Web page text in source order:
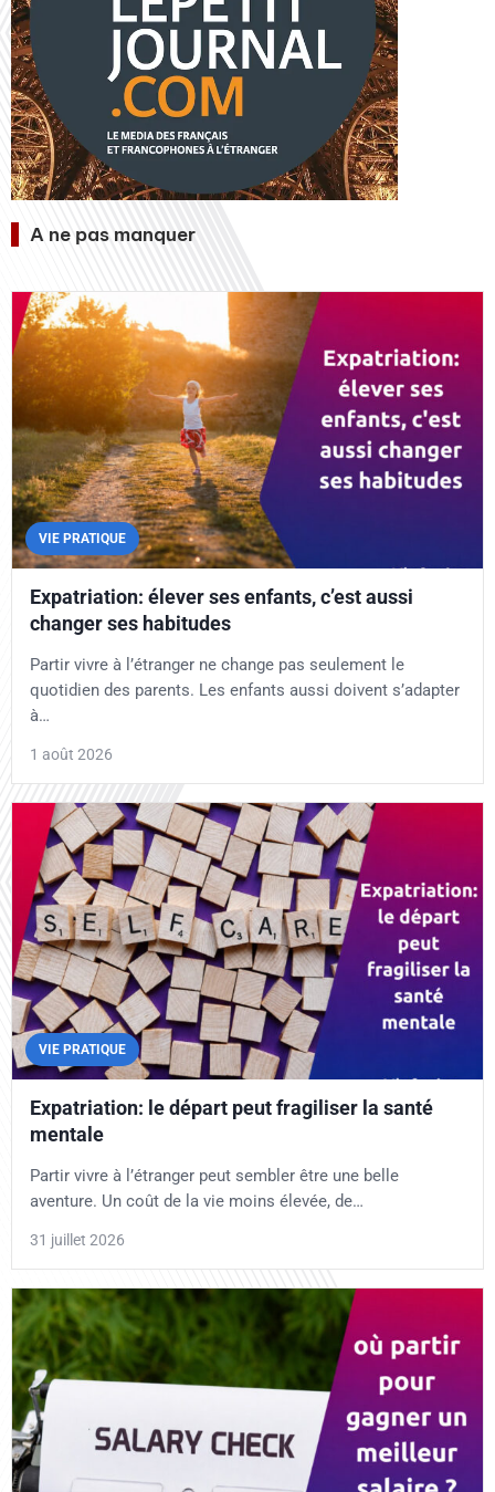
A ne pas manquer
VIE PRATIQUE
Expatriation: élever ses enfants, c’est aussi
changer ses habitudes
Partir vivre à l’étranger ne change pas seulement le
quotidien des parents. Les enfants aussi doivent s’adapter
à…
1 août 2026
VIE PRATIQUE
Expatriation: le départ peut fragiliser la santé
mentale
Partir vivre à l’étranger peut sembler être une belle
aventure. Un coût de la vie moins élevée, de…
31 juillet 2026